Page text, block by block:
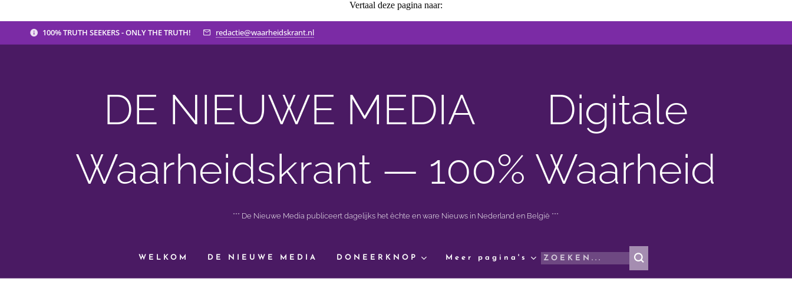
Vertaal deze pagina naar:
100% TRUTH SEEKERS - ONLY THE TRUTH! redactie@waarheidskrant.nl
DE NIEUWE MEDIA 🟣 Digitale
Waarheidskrant — 100% Waarheid
*** De Nieuwe Media publiceert dagelijks het èchte en ware Nieuws in Nederland en België ***
WELKOM DE NIEUWE MEDIA DONEERKNOP Meer pagina's